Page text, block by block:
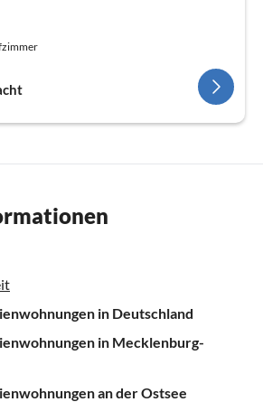
in Deutschland
in Mecklenburg-
an der Ostsee